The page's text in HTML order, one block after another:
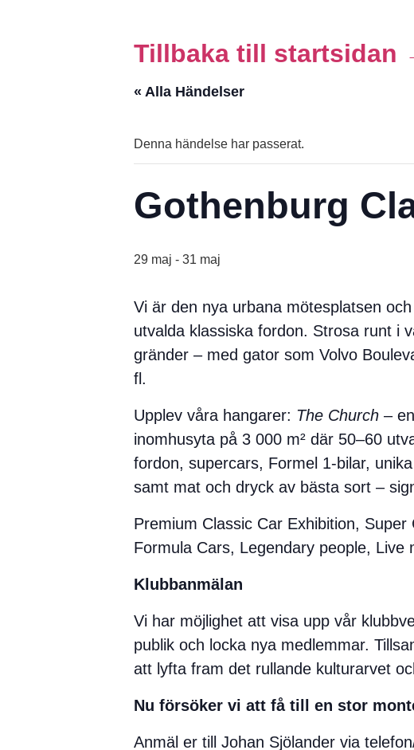
Tillbaka till startsidan
« Alla Händelser
Denna händelse har passerat.
Gothenburg
29 maj - 31 maj
Vi är den nya urbana mötesplatsen
utvalda klassiska fordon. Strosa runt i
gränder – med gator som Volvo
fl.
Upplev våra hangarer: The Church –
inomhusyta på 3 000 m² där 50–60
fordon, supercars, Formel 1-bilar,
samt mat och dryck av bästa sort –
Premium Classic Car Exhibition,
Formula Cars, Legendary people, Live
Klubbanmälan
Vi har möjlighet att visa upp vår
publik och locka nya medlemmar.
att lyfta fram det rullande kulturarvet
Nu försöker vi att få till en stor
Anmäl er till Johan Sjölander via